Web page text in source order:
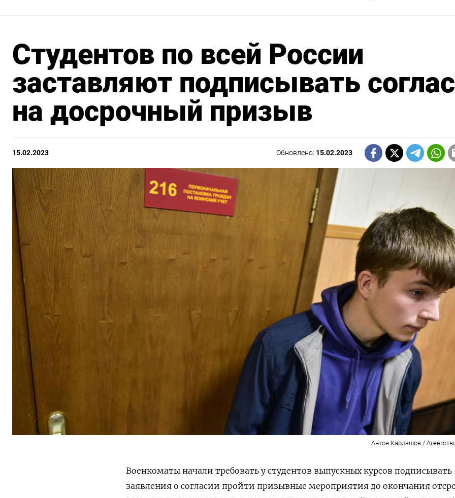
Студентов по всей России
заставляют подписывать
на досрочный призыв
15.02.2023 Обновлено: 15.02.2023
Антон Кардашов /
Военкоматы начали требовать у студентов выпускных курсов подписывать
заявления о согласии пройти призывные мероприятия до окончания